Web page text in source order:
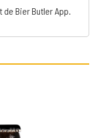
Bier Butler App.